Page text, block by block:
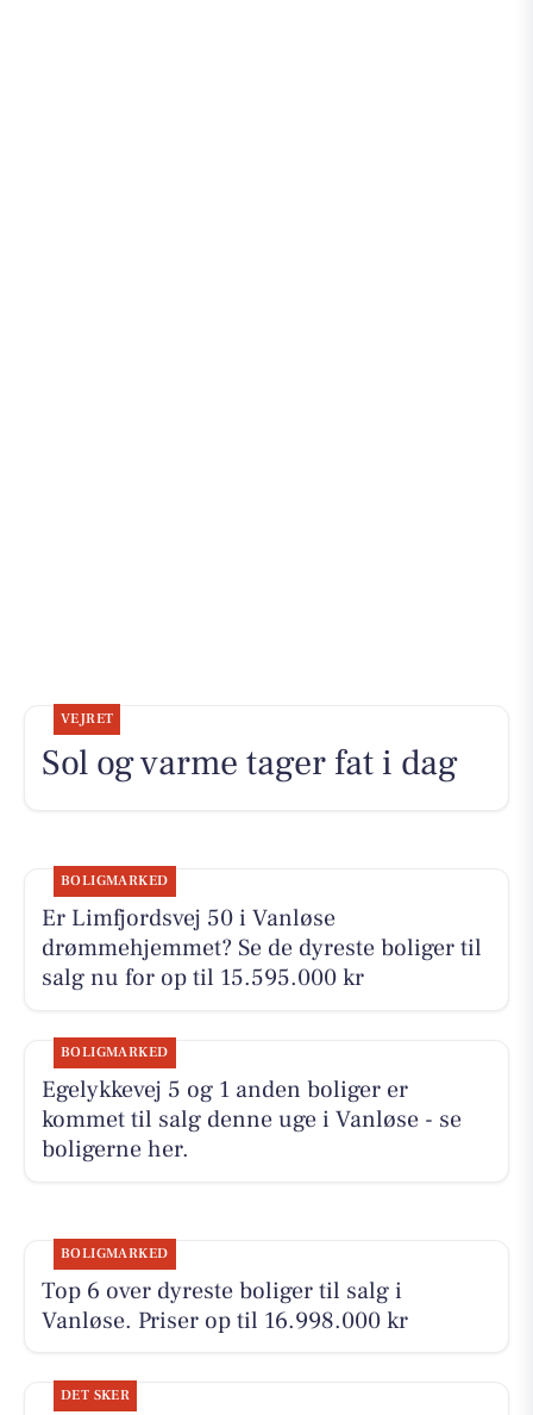
VEJRET
Sol og varme tager fat i dag
BOLIGMARKED
Er Limfjordsvej 50 i Vanløse
drømmehjemmet? Se de dyreste boliger til
salg nu for op til 15.595.000 kr
BOLIGMARKED
Egelykkevej 5 og 1 anden boliger er
kommet til salg denne uge i Vanløse - se
boligerne her.
BOLIGMARKED
Top 6 over dyreste boliger til salg i
Vanløse. Priser op til 16.998.000 kr
DET SKER